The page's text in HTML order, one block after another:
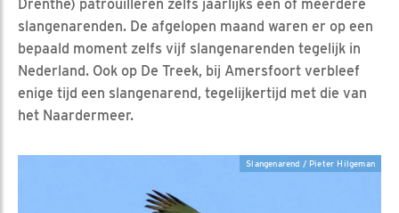
Drenthe) patrouilleren zelfs jaarlijks één of meerdere
slangenarenden. De afgelopen maand waren er op een
bepaald moment zelfs vijf slangenarenden tegelijk in
Nederland. Ook op De Treek, bij Amersfoort verbleef
enige tijd een slangenarend, tegelijkertijd met die van
het Naardermeer.
Slangenarend / Pieter Hilgeman